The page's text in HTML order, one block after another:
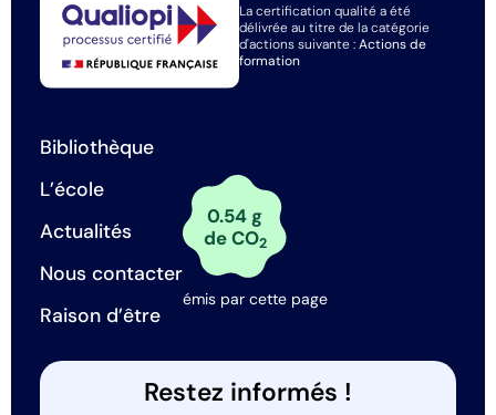
La certification qualité a été
délivrée au titre de la catégorie
d'actions suivante :Actions de
formation
Bibliothèque
L’école
Actualités
Nous contacter
Raison d’être
0.54 g
de CO2
émis par cette page
Restez informés !